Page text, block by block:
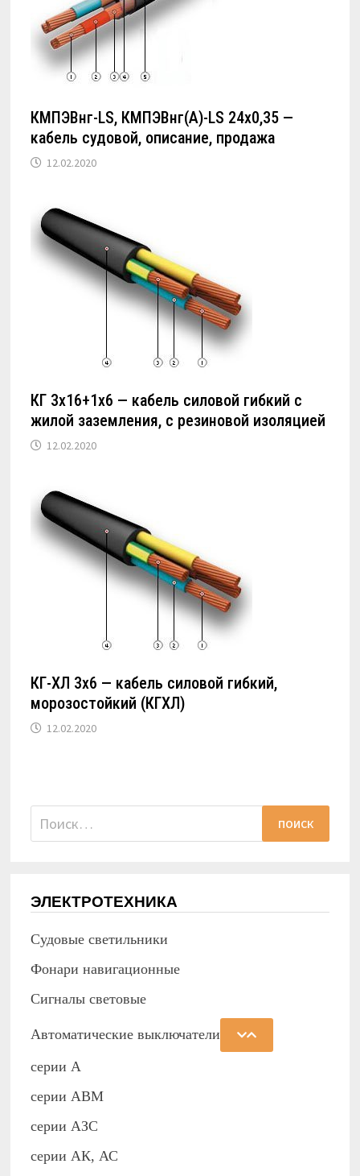
КМПЭВнг-LS, КМПЭВнг(А)-LS 24х0,35 —
кабель судовой, описание, продажа
12.02.2020
КГ 3х16+1х6 — кабель силовой гибкий с
жилой заземления, с резиновой изоляцией
12.02.2020
КГ-ХЛ 3х6 — кабель силовой гибкий,
морозостойкий (КГХЛ)
12.02.2020
Найти:
ЭЛЕКТРОТЕХНИКА
Судовые светильники
Фонари навигационные
Сигналы световые
Автоматические выключатели
серии А
серии АВМ
cерии АЗС
серии АК, АС